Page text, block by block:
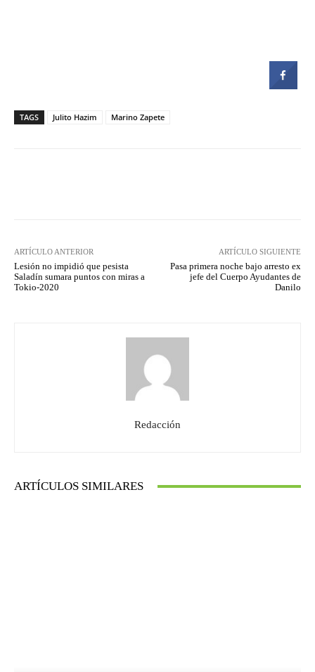
TAGS Julito Hazim Marino Zapete
ARTÍCULO ANTERIOR
Lesión no impidió que pesista
Saladín sumara puntos con miras a
Tokio-2020
ARTÍCULO SIGUIENTE
Pasa primera noche bajo arresto ex
jefe del Cuerpo Ayudantes de
Danilo
Redacción
ARTÍCULOS SIMILARES